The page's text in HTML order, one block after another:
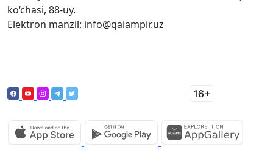
ko‘chasi, 88-uy.
Elektron manzil: info@qalampir.uz